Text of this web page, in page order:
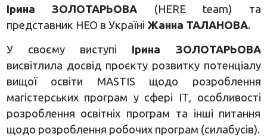
Ірина ЗОЛОТАРЬОВА (HERE team) та
представник НЕО в Україні Жанна ТАЛАНОВА.
У своєму виступі Ірина ЗОЛОТАРЬОВА
висвітлила досвід проєкту розвитку потенціалу
вищої освіти MASTIS щодо розроблення
магістерських програм у сфері ІТ, особливості
розроблення освітніх програм та інші питання
щодо розроблення робочих програм (силабусів).